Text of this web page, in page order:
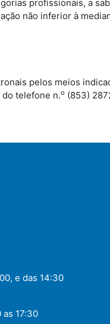
profissionais, a
não inferior à
pelos meios
telefone n.o (853)
e das 14:30
as 17:30